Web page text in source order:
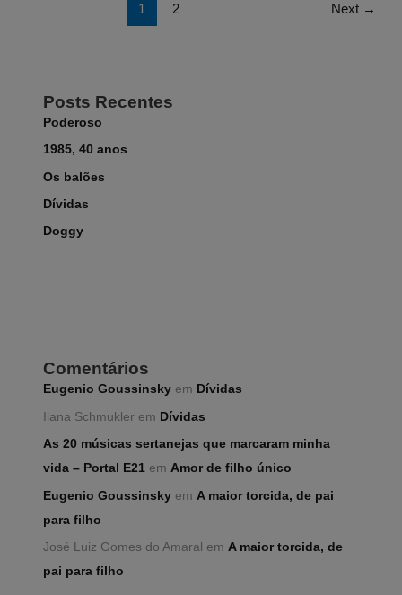
1 2 Next →
Posts Recentes
Poderoso
1985, 40 anos
Os balões
Dívidas
Doggy
Comentários
Eugenio Goussinsky em Dívidas
Ilana Schmukler em Dívidas
As 20 músicas sertanejas que marcaram minha
vida – Portal E21 emAmor de filho único
Eugenio Goussinsky em A maior torcida, de pai
para filho
José Luiz Gomes do Amaral emA maior torcida, de
pai para filho